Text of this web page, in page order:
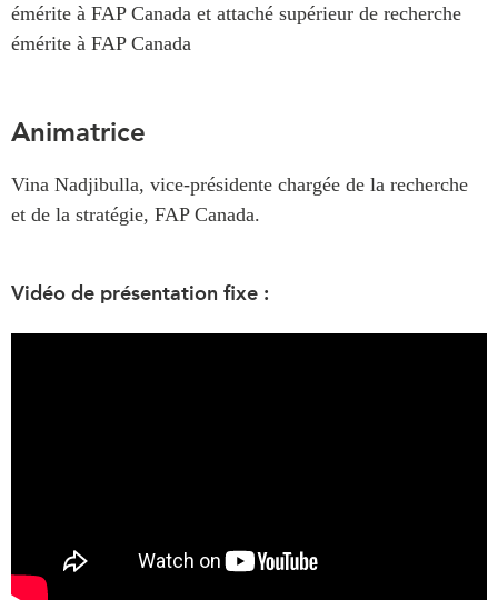
émérite à FAP Canada et attaché supérieur de recherche
émérite à FAP Canada
Animatrice
Vina Nadjibulla, vice-présidente chargée de la recherche
et de la stratégie, FAP Canada.
Vidéo de présentation fixe :